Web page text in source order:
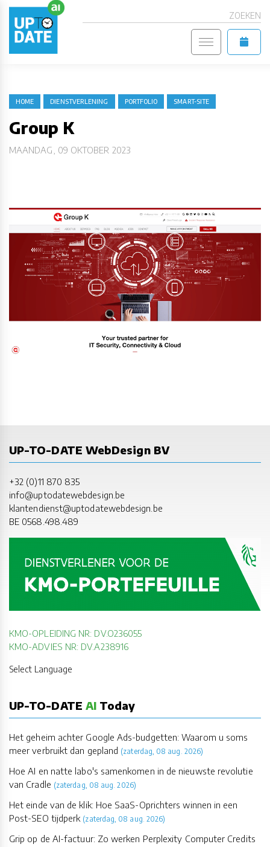
ZOEKEN
HOME DIENSTVERLENING PORTFOLIO SMART-SITE
Group K
MAANDAG, 09 OKTOBER 2023
UP-TO-DATE WebDesign BV
+32 (0)11 870 835
info@uptodatewebdesign.be
klantendienst@uptodatewebdesign.be
BE 0568.498.489
KMO-OPLEIDING NR: DV.O236055
KMO-ADVIES NR: DV.A238916
Select Language
UP-TO-DATE AI Today
Het geheim achter Google Ads-budgetten: Waarom u soms
meer verbruikt dan gepland (zaterdag, 08 aug. 2026)
Hoe AI en natte labo's samenkomen in de nieuwste revolutie
van Cradle (zaterdag, 08 aug. 2026)
Het einde van de klik: Hoe SaaS-Oprichters winnen in een
Post-SEO tijdperk (zaterdag, 08 aug. 2026)
Grip op de AI-factuur: Zo werken Perplexity Computer Credits